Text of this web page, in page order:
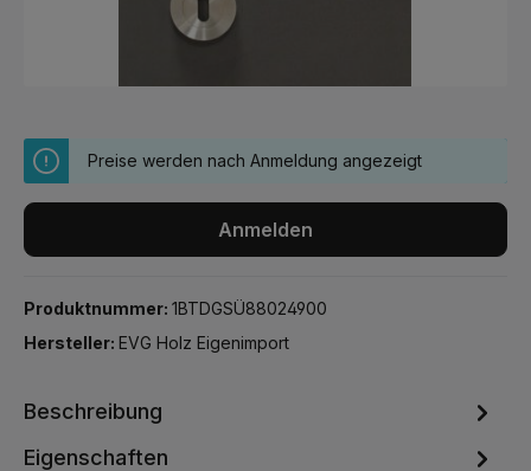
Preise werden nach Anmeldung angezeigt
Anmelden
Produktnummer: 1BTDGSÜ88024900
Hersteller: EVG Holz Eigenimport
Beschreibung
Eigenschaften